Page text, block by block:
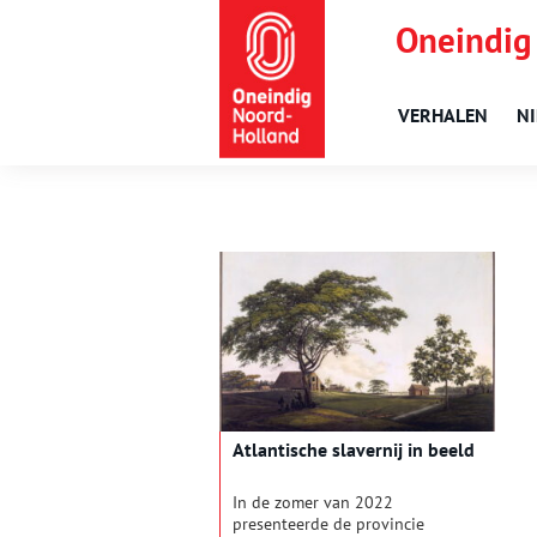
VERHALEN
Atlantische slavernij in beeld
In de zomer van 2022
presenteerde de provincie